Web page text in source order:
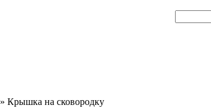
» Крышка на сковородку